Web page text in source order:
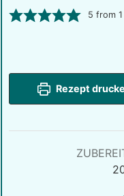
5 from
Rezept